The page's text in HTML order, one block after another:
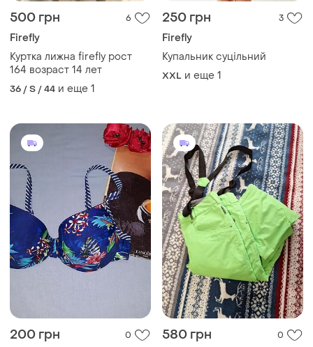
500 грн 6
Firefly
Куртка лижна firefly рост
164 возраст 14 лет
36 / S / 44 и еще 1
250 грн 3
Firefly
Купальник суцільний
XXL и еще 1
200 грн 0 580 грн 0